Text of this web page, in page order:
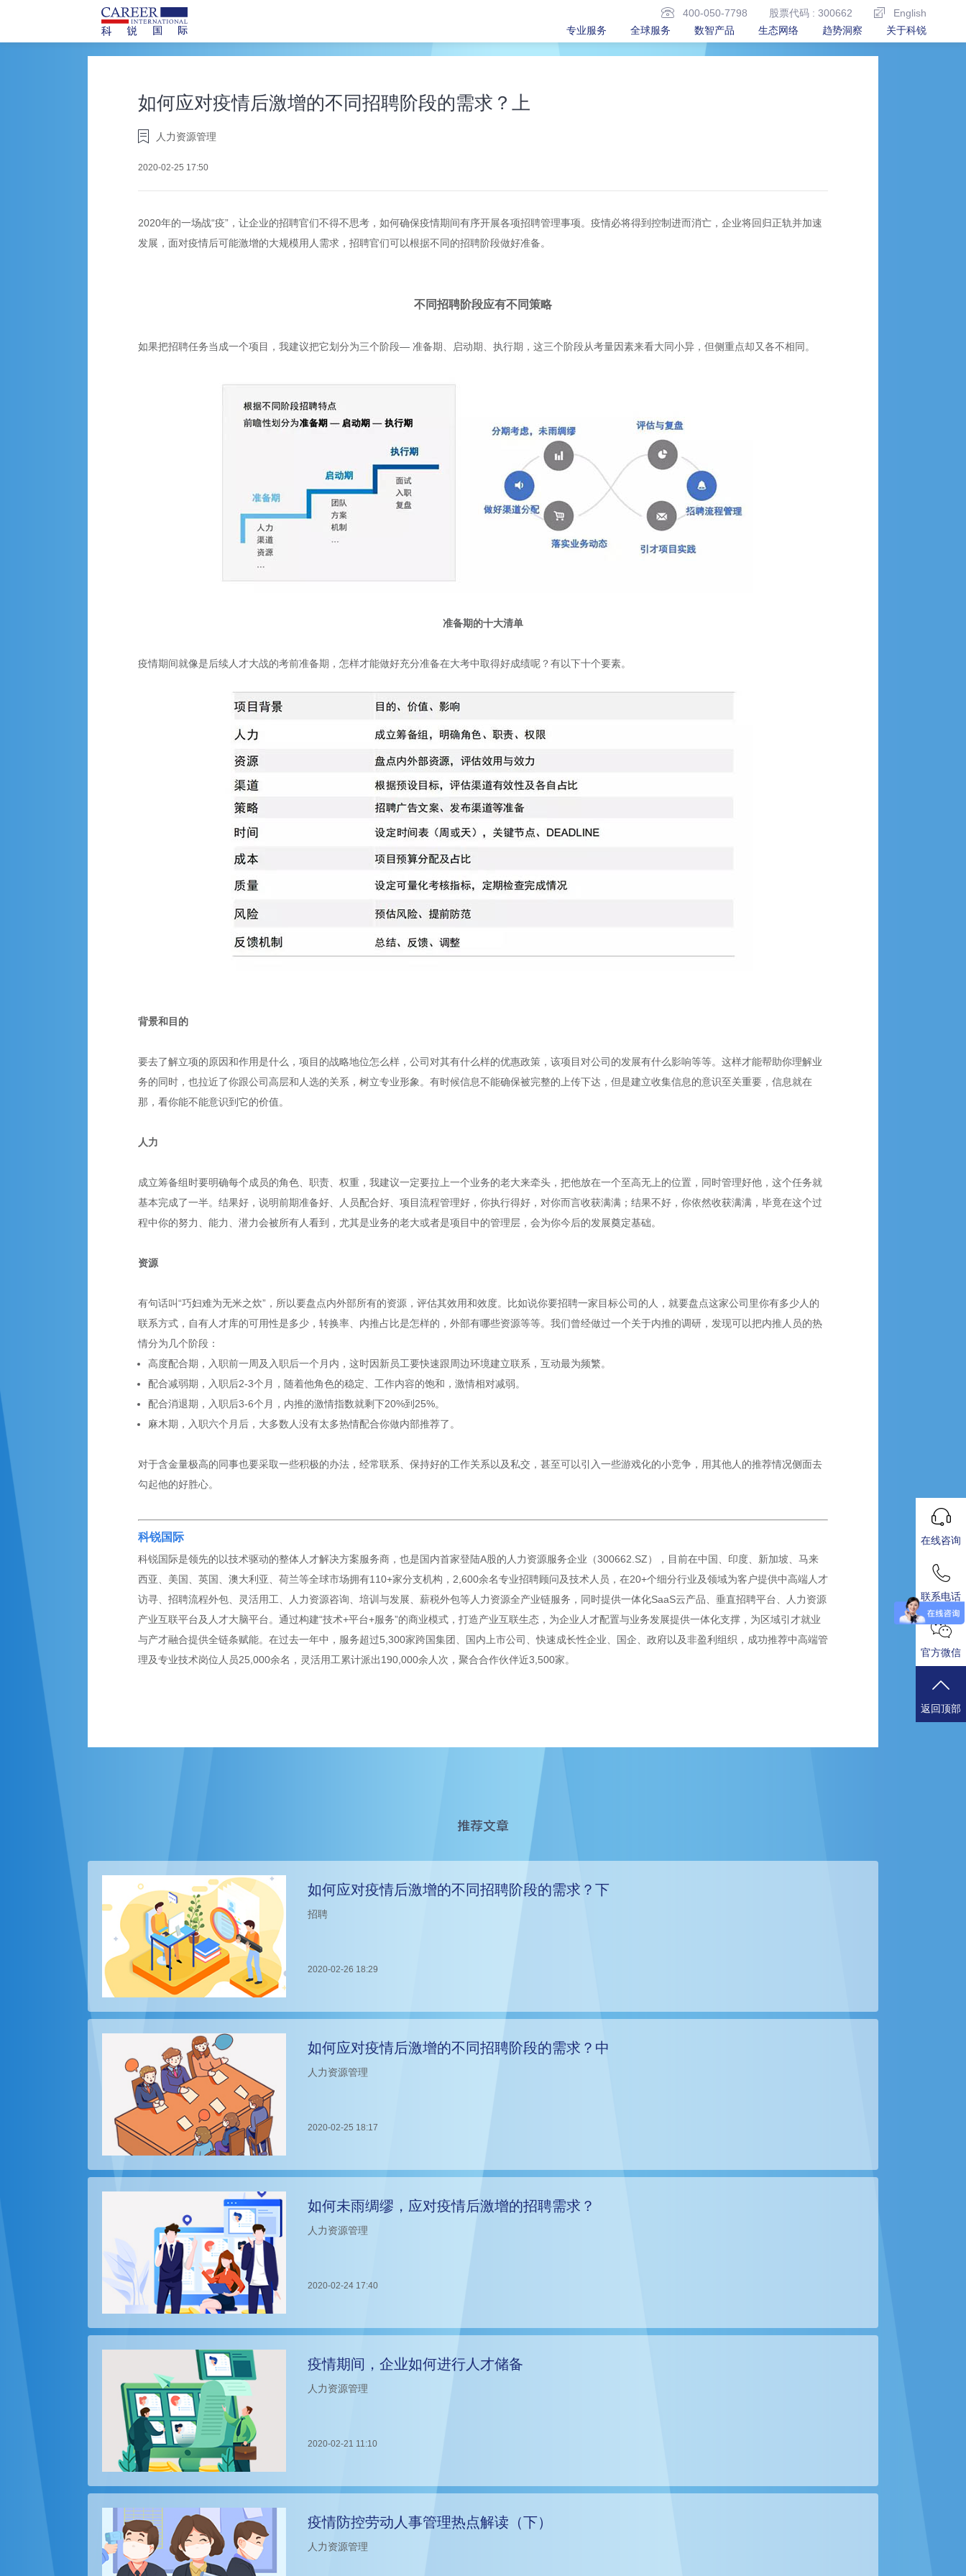
400-050-7798 股票代码 : 300662
English
专业服务
全球服务 数智产品 生态网络 趋势洞察 关于科锐
如何应对疫情后激增的不同招聘阶段的需求？上
人力资源管理
2020-02-25 17:50
2020年的一场战“疫”，让企业的招聘官们不得不思考，如何确保疫情期间有序开展各项招聘管理事项。疫情必将得到控制进而消亡，企业将回归正轨并加速
发展，面对疫情后可能激增的大规模用人需求，招聘官们可以根据不同的招聘阶段做好准备。
不同招聘阶段应有不同策略
如果把招聘任务当成一个项目，我建议把它划分为三个阶段— 准备期、启动期、执行期，这三个阶段从考量因素来看大同小异，但侧重点却又各不相同。
准备期的十大清单
疫情期间就像是后续人才大战的考前准备期，怎样才能做好充分准备在大考中取得好成绩呢？有以下十个要素。
背景和目的
要去了解立项的原因和作用是什么，项目的战略地位怎么样，公司对其有什么样的优惠政策，该项目对公司的发展有什么影响等等。这样才能帮助你理解业
务的同时，也拉近了你跟公司高层和人选的关系，树立专业形象。有时候信息不能确保被完整的上传下达，但是建立收集信息的意识至关重要，信息就在
那，看你能不能意识到它的价值。
人力
成立筹备组时要明确每个成员的角色、职责、权重，我建议一定要拉上一个业务的老大来牵头，把他放在一个至高无上的位置，同时管理好他，这个任务就
基本完成了一半。结果好，说明前期准备好、人员配合好、项目流程管理好，你执行得好，对你而言收获满满；结果不好，你依然收获满满，毕竟在这个过
程中你的努力、能力、潜力会被所有人看到，尤其是业务的老大或者是项目中的管理层，会为你今后的发展奠定基础。
资源
有句话叫“巧妇难为无米之炊”，所以要盘点内外部所有的资源，评估其效用和效度。比如说你要招聘一家目标公司的人，就要盘点这家公司里你有多少人的
联系方式，自有人才库的可用性是多少，转换率、内推占比是怎样的，外部有哪些资源等等。我们曾经做过一个关于内推的调研，发现可以把内推人员的热
情分为几个阶段：
高度配合期，入职前一周及入职后一个月内，这时因新员工要快速跟周边环境建立联系，互动最为频繁。
配合减弱期，入职后2-3个月，随着他角色的稳定、工作内容的饱和，激情相对减弱。
配合消退期，入职后3-6个月，内推的激情指数就剩下20%到25%。
麻木期，入职六个月后，大多数人没有太多热情配合你做内部推荐了。
对于含金量极高的同事也要采取一些积极的办法，经常联系、保持好的工作关系以及私交，甚至可以引入一些游戏化的小竞争，用其他人的推荐情况侧面去
勾起他的好胜心。
科锐国际
科锐国际是领先的以技术驱动的整体人才解决方案服务商，也是国内首家登陆A股的人力资源服务企业（300662.SZ），目前在中国、印度、新加坡、马来
西亚、美国、英国、澳大利亚、荷兰等全球市场拥有110+家分支机构，2,600余名专业招聘顾问及技术人员，在20+个细分行业及领域为客户提供中高端人才
访寻、招聘流程外包、灵活用工、人力资源咨询、培训与发展、薪税外包等人力资源全产业链服务，同时提供一体化SaaS云产品、垂直招聘平台、人力资源
产业互联平台及人才大脑平台。通过构建“技术+平台+服务”的商业模式，打造产业互联生态，为企业人才配置与业务发展提供一体化支撑，为区域引才就业
与产才融合提供全链条赋能。在过去一年中，服务超过5,300家跨国集团、国内上市公司、快速成长性企业、国企、政府以及非盈利组织，成功推荐中高端管
理及专业技术岗位人员25,000余名，灵活用工累计派出190,000余人次，聚合合作伙伴近3,500家。
推荐文章
如何应对疫情后激增的不同招聘阶段的需求？下
招聘
2020-02-26 18:29
如何应对疫情后激增的不同招聘阶段的需求？中
人力资源管理
2020-02-25 18:17
如何未雨绸缪，应对疫情后激增的招聘需求？
人力资源管理
2020-02-24 17:40
疫情期间，企业如何进行人才储备
人力资源管理
2020-02-21 11:10
疫情防控劳动人事管理热点解读（下）
人力资源管理
在线咨询
联系电话
官方微信
返回顶部